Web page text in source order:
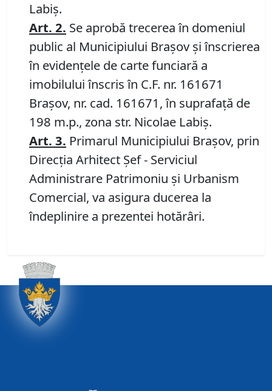
Labiș.
Art. 2. Se aprobă trecerea în domeniul
public al Municipiului Braşov şi înscrierea
în evidenţele de carte funciară a
imobilului înscris în C.F. nr. 161671
Brașov, nr. cad. 161671, în suprafață de
198 m.p., zona str. Nicolae Labiș.
Art. 3. Primarul Municipiului Braşov, prin
Direcţia Arhitect Şef - Serviciul
Administrare Patrimoniu şi Urbanism
Comercial, va asigura ducerea la
îndeplinire a prezentei hotărâri.